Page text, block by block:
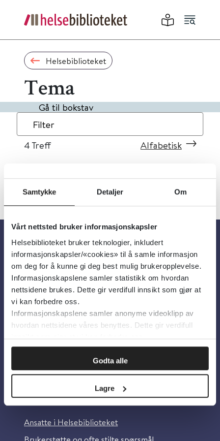
Samtykke Detaljer Om
Vårt nettsted bruker informasjonskapsler
Helsebiblioteket bruker teknologier, inkludert
informasjonskapsler/«cookies» til å samle informasjon
om deg for å kunne gi deg best mulig brukeropplevelse.
Informasjonskapslene samler statistikk om hvordan
nettsidene brukes. Dette gir verdifull innsikt som gjør at
vi kan forbedre oss.
Informasjonskapslene samler anonyme videoklipp av
hvordan nettsidene våres benyttes. Dette gir verdifull
innsikt som gjør at vi kan forbedre oss.
Godta alle
Lagre
Helsebiblioteket
Tema
Gå til bokstav
Filter
4 Treff Alfabetisk
Om oss
Om Helsebiblioteket
Personvern og informasjonskapsler
Tilgjengelighetserklæring
Information in English
Ansatte i Helsebiblioteket